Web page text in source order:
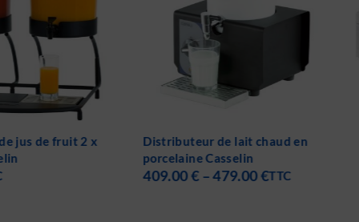
de lait chaud en
Casselin
Crêpière Premium 40cm
Ronde, Carré ou Double
électrique Casselin